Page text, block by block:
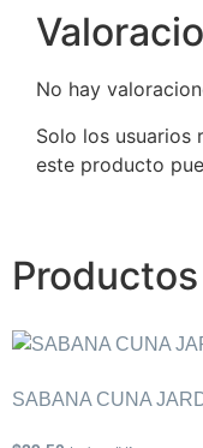
No hay
Solo los usuarios
este producto
SABANA CUNA